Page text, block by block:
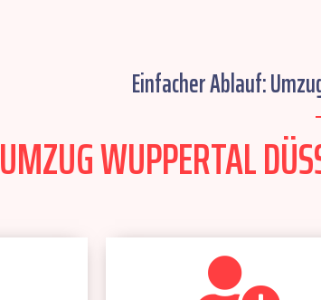
Einfacher Ablauf:
UMZUG WUPPERTAL